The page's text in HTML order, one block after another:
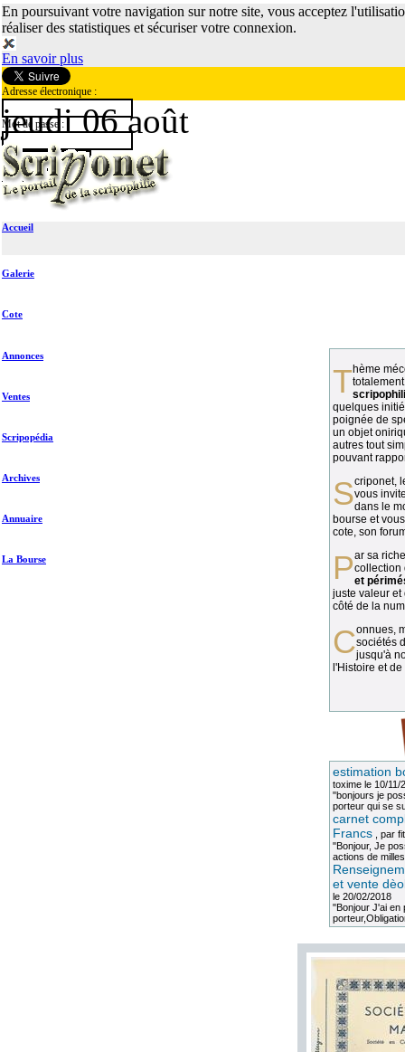
En poursuivant votre navigation sur notre site, vous acceptez
réaliser des statistiques et sécuriser votre connexion.
En savoir plus
Adresse électronique :
Mot de passe :
jeudi 06 août
Accueil
Galerie
Cote
Annonces
Ventes
Scripopédia
Archives
Annuaire
La Bourse
Thème méconnu des collectionneurs et
quelques
poignée de
un objet
autres tout
pouvant
vous
dans le
bourse et
cote, son
Par sa richesse et sa diversité, lacollection
et
juste valeur et
côté de la
Connues, méconnues, ou inconnues, lessociétés
jusqu'à
l'Histoire et
estimation
toximele 10/11/
"bonjours je
porteur qui se
carnet
Francs, par
"Bonjour, Je
actions de
et vente
le 20/02/2018
"Bonjour J'ai en